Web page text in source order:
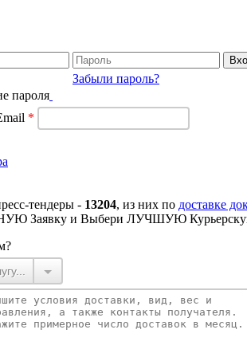
Забыли пароль?
пароля
*
тендеры - 13204, из них по доставке
Заявку и Выбери ЛУЧШУЮ